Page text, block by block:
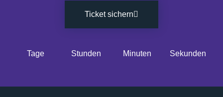
Ticket sichern
Tage Stunden Minuten Sekunden